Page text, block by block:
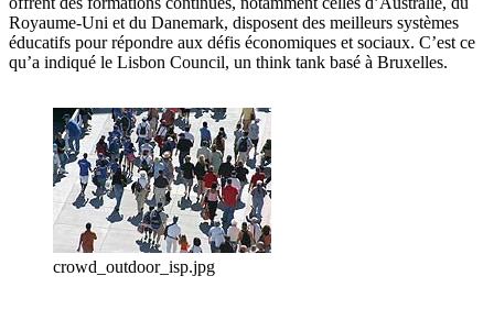
Royaume-Uni et du Danemark, disposent des meilleurs systèmes
éducatifs pour répondre aux défis économiques et sociaux. C’est ce
qu’a indiqué le Lisbon Council, un think tank basé à Bruxelles.
crowd_outdoor_isp.jpg